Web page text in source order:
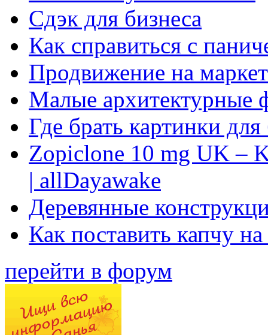
Сдэк для бизнеса
Как справиться с
Продвижение на
Малые архитектурные
Где брать картинки
Zopiclone 10 mg UK –
| allDayawake
Деревянные
Как поставить капчу
перейти в форум